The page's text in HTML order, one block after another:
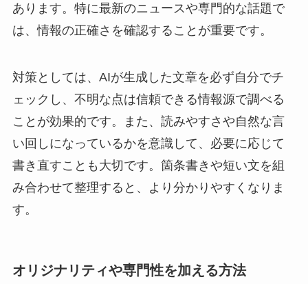
あります。特に最新のニュースや専門的な話題で
は、情報の正確さを確認することが重要です。
対策としては、AIが生成した文章を必ず自分でチ
ェックし、不明な点は信頼できる情報源で調べる
ことが効果的です。また、読みやすさや自然な言
い回しになっているかを意識して、必要に応じて
書き直すことも大切です。箇条書きや短い文を組
み合わせて整理すると、より分かりやすくなりま
す。
オリジナリティや専門性を加える方法